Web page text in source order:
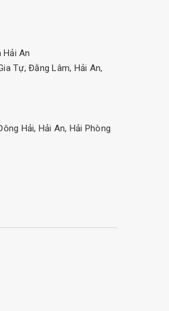
An
Tự, Đằng Lâm, Hải An,
Hải, Hải An, Hải Phòng